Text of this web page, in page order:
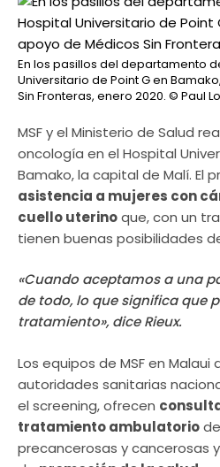
En los pasillos del departamento
Universitario de Point G en
Sin Fronteras, enero 2020. © Paul
MSF y el Ministerio de Salud
oncología en el Hospital
Bamako, la capital de Malí. El
asistencia a mujeres con
cuello uterinoque, con un
tienen buenas posibilidades
«Cuando aceptamos a una
de todo, lo que significa que
tratamiento», dice Rieux.
Los equipos de MSF en Malaui
autoridades sanitarias
el screening, ofrecen
tratamiento ambulatorio
precancerosas y cancerosas